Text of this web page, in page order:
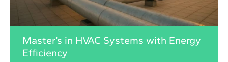
Master’s in HVAC Systems with Energy
Efficiency